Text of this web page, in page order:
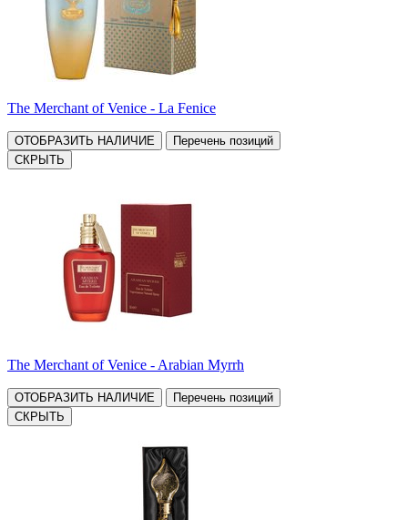
The Merchant of Venice - La Fenice
ОТОБРАЗИТЬ НАЛИЧИЕ
Перечень позиций
СКРЫТЬ
The Merchant of Venice - Arabian Myrrh
ОТОБРАЗИТЬ НАЛИЧИЕ
Перечень позиций
СКРЫТЬ